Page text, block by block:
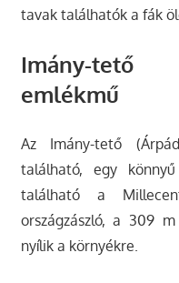
tavak találhatók a fák
Imány-tető
emlékmű
Az Imány-tető
található, egy
található a
országzászló, a 309
nyílik a környékre.